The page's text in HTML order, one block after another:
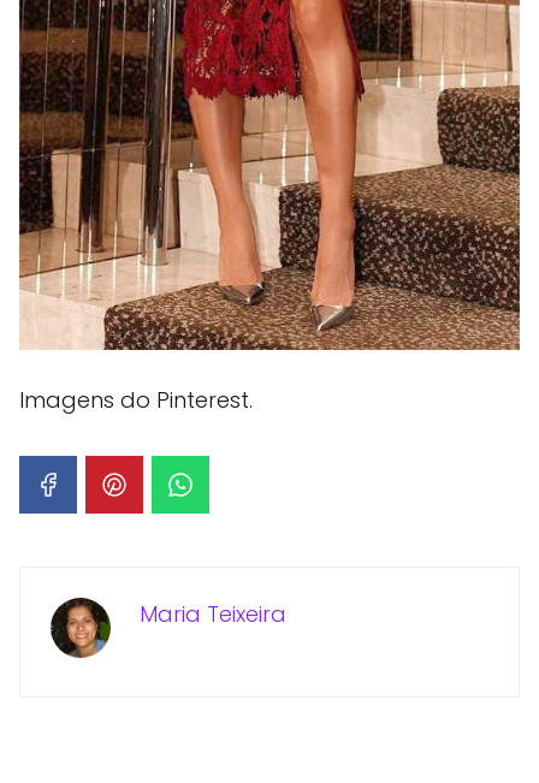
Imagens do Pinterest.
Maria Teixeira